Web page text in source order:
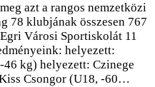
azt a rangos nemzetközi
78 klubjának összesen 767
Városi Sportiskolát 11
helyezett:
kg) helyezett: Czinege
Csongor (U18, -60…